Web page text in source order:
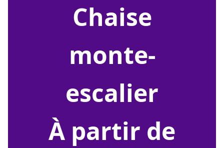
chaise
monte-
escalier
À partir de